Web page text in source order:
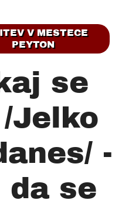
V MESTECE
PEYTON
se
Jelko
-
da se